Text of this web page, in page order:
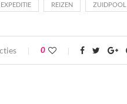
EXPEDITIE REIZEN ZUIDPOOL
0